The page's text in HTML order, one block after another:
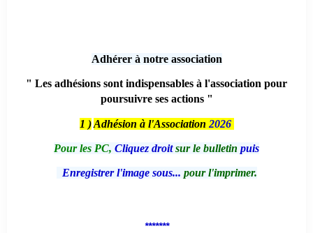
Adhérer à notre association
" Les adhésions sont indispensables à l'association pour
poursuivre ses actions "
1 ) Adhésion à l'Association 2026
Pour les PC, Cliquez droitsur le bulletin puis
Enregistrer l'image sous... pour l'imprimer.
*******